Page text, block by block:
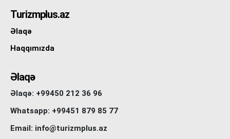
Turizmplus.az
Əlaqə
Haqqımızda
Əlaqə
Əlaqə: +99450 212 36 96
Whatsapp: +99451 879 85 77
Email: info@turizmplus.az